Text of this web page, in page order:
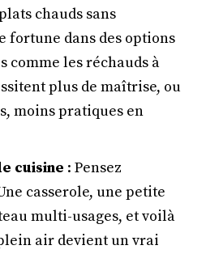
chauds sans
fortune dans des options
comme les réchauds à
plus de maîtrise, ou
moins pratiques en
cuisine : Pensez
casserole, une petite
multi-usages, et voilà
air devient un vrai